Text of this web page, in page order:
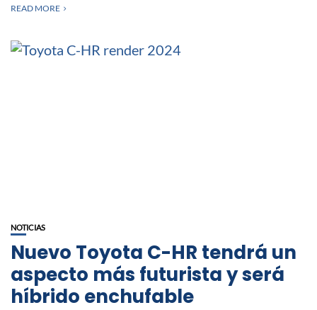
READ MORE
NOTICIAS
Nuevo Toyota C-HR tendrá un
aspecto más futurista y será
híbrido enchufable